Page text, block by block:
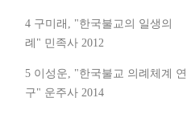
4 구미래, "한국불교의 일생의
례" 민족사 2012
5 이성운, "한국불교 의례체계 연
구" 운주사 2014